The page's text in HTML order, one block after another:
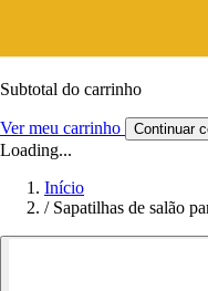
Subtotal do carrinho
Ver meu carrinho Continuar
Loading...
Início
/ Sapatilhas de salão